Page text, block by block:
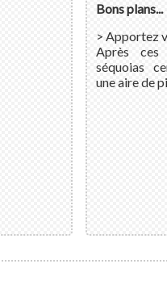
Bons plans...
> Apportez
Après ces
séquoias
une aire de